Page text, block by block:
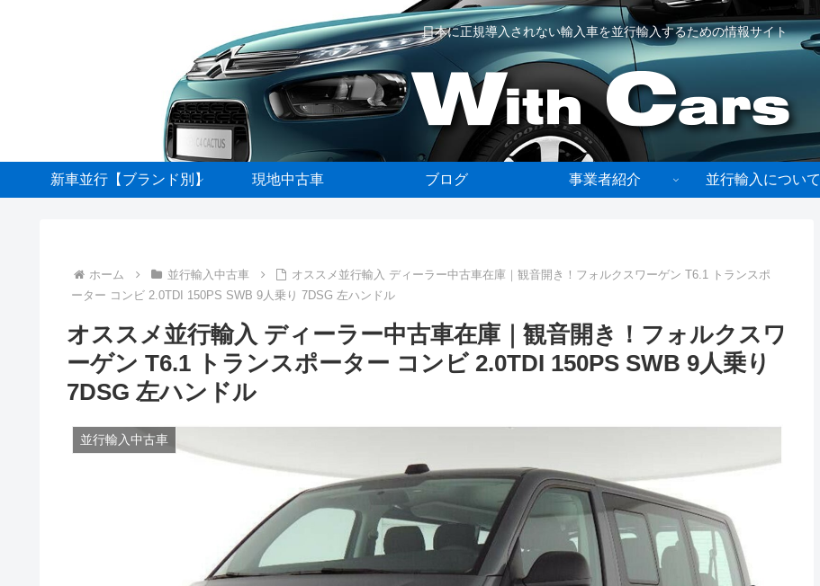
日本に正規導入されない輸入車を並行輸入するための情報サイト
新車並行【ブランド別】 現地中古車 ブログ 事業者紹介 並行輸入について
ホーム 並行輸入中古車
オススメ並行輸入 ディーラー中古車在庫｜観音開き！フォルクスワーゲン T6.1 トランスポ
ーター コンビ 2.0TDI 150PS SWB 9人乗り 7DSG 左ハンドル
オススメ並行輸入 ディーラー中古車在庫｜観音開き！フォルクスワ
ーゲン T6.1 トランスポーター コンビ 2.0TDI 150PS SWB 9人乗り
7DSG 左ハンドル
並行輸入中古車